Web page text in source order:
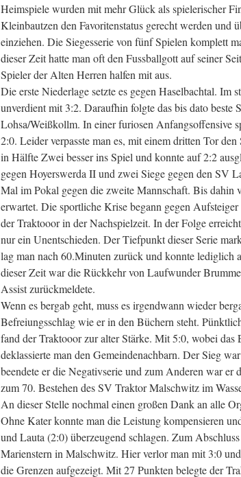
Heimspiele wurden mit mehr Glück als spielerischer
Kleinbautzen den Favoritenstatus gerecht werden und
einziehen. Die Siegesserie von fünf Spielen komplett
dieser Zeit hatte man oft den Fussballgott auf seiner
Spieler der Alten Herren halfen mit aus.
Die erste Niederlage setzte es gegen Haselbachtal. Im
unverdient mit 3:2. Daraufhin folgte das bis dato beste
Lohsa/Weißkollm. In einer furiosen Anfangsoffensive
2:0. Leider verpasste man es, mit einem dritten Tor
in Hälfte Zwei besser ins Spiel und konnte auf 2:2
gegen Hoyerswerda II und zwei Siege gegen den SV
Mal im Pokal gegen die zweite Mannschaft. Bis dahin
erwartet. Die sportliche Krise begann gegen
der Traktooor in der Nachspielzeit. In der Folge
nur ein Unentschieden. Der Tiefpunkt dieser Serie
lag man nach 60.Minuten zurück und konnte
dieser Zeit war die Rückkehr von Laufwunder
Assist zurückmeldete.
Wenn es bergab geht, muss es irgendwann wieder
Befreiungsschlag wie er in den Büchern steht.
fand der Traktooor zur alter Stärke. Mit 5:0, wobei das
deklassierte man den Gemeindenachbarn. Der Sieg
beendete er die Negativserie und zum Anderen war er
zum 70. Bestehen des SV Traktor Malschwitz im
An dieser Stelle nochmal einen großen Dank an alle
Ohne Kater konnte man die Leistung kompensieren
und Lauta (2:0) überzeugend schlagen. Zum
Marienstern in Malschwitz. Hier verlor man mit 3:0
die Grenzen aufgezeigt. Mit 27 Punkten belegte der